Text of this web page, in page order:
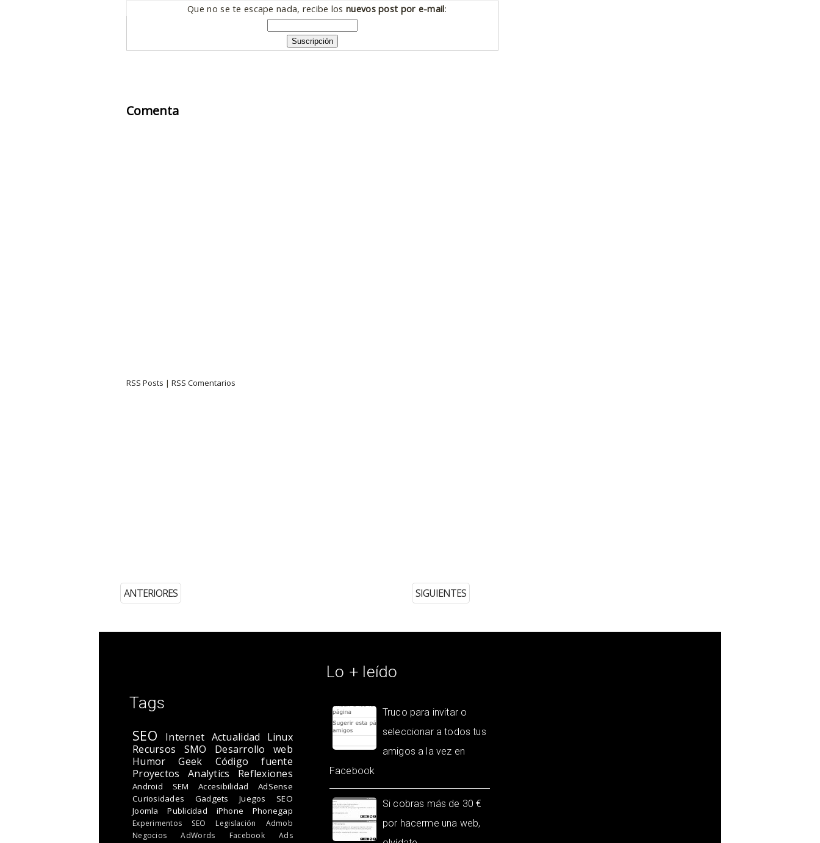
Que no se te escape nada, recibe losnuevos post por e-mail:
Comenta
RSS Posts | RSS Comentarios
SIGUIENTES
ANTERIORES
Tags
SEO Internet Actualidad
Linux
Recursos
SMO
Desarrollo web
Humor Geek
Código fuente
Proyectos
Analytics Reflexiones
Android SEM Accesibilidad
AdSense
Curiosidades
Gadgets
Juegos SEO
Joomla
Publicidad iPhone Phonegap
Experimentos SEO Legislación
Admob
Negocios
AdWords
Facebook Ads
Lo + leído
Truco para invitar o
seleccionar a todos tus
amigos a la vez en
Facebook
Si cobras más de 30 €
por hacerme una web,